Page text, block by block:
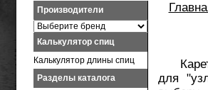
для
Производители
Калькулятор спиц
Калькулятор длины спиц
Разделы каталога